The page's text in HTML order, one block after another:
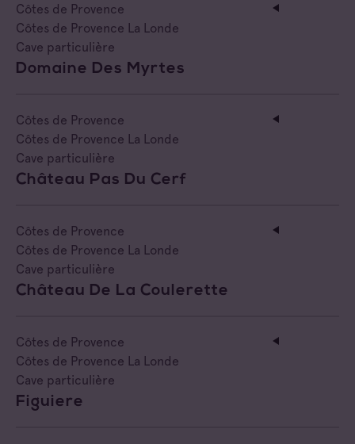
Côtes de Provence
Côtes de Provence La Londe
Cave particulière
Domaine Des Myrtes
Côtes de Provence
Côtes de Provence La Londe
Cave particulière
Château Pas Du Cerf
Côtes de Provence
Côtes de Provence La Londe
Cave particulière
Château De La Coulerette
Côtes de Provence
Côtes de Provence La Londe
Cave particulière
Figuiere